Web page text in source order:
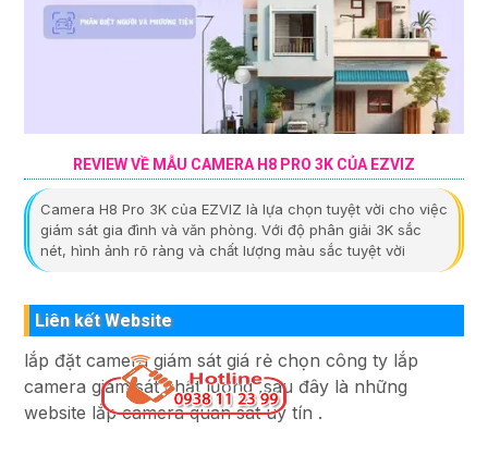
REVIEW VỀ MẪU CAMERA H8 PRO 3K CỦA EZVIZ
Camera H8 Pro 3K của EZVIZ là lựa chọn tuyệt vời cho việc
giám sát gia đình và văn phòng. Với độ phân giải 3K sắc
nét, hình ảnh rõ ràng và chất lượng màu sắc tuyệt vời
Liên kết Website
lắp đặt camera giám sát giá rẻ chọn công ty lắp
camera giám sát chất lượng ,sau đây là những
website lắp camera quan sát uy tín .